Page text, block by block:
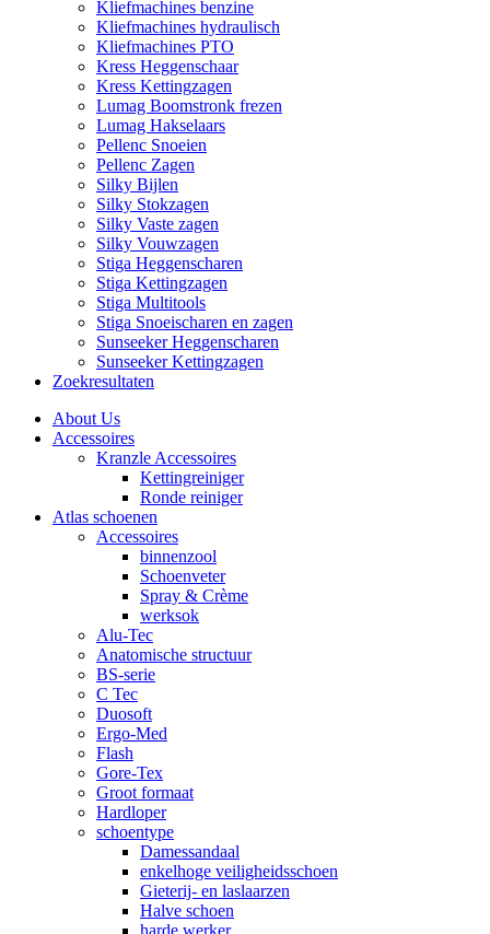
Kliefmachines benzine
Kliefmachines hydraulisch
Kliefmachines PTO
Kress Heggenschaar
Kress Kettingzagen
Lumag Boomstronk frezen
Lumag Hakselaars
Pellenc Snoeien
Pellenc Zagen
Silky Bijlen
Silky Stokzagen
Silky Vaste zagen
Silky Vouwzagen
Stiga Heggenscharen
Stiga Kettingzagen
Stiga Multitools
Stiga Snoeischaren en zagen
Sunseeker Heggenscharen
Sunseeker Kettingzagen
Zoekresultaten
About Us
Accessoires
Kranzle Accessoires
Kettingreiniger
Ronde reiniger
Atlas schoenen
Accessoires
binnenzool
Schoenveter
Spray & Crème
werksok
Alu-Tec
Anatomische structuur
BS-serie
C Tec
Duosoft
Ergo-Med
Flash
Gore-Tex
Groot formaat
Hardloper
schoentype
Damessandaal
enkelhoge veiligheidsschoen
Gieterij- en laslaarzen
Halve schoen
harde werker